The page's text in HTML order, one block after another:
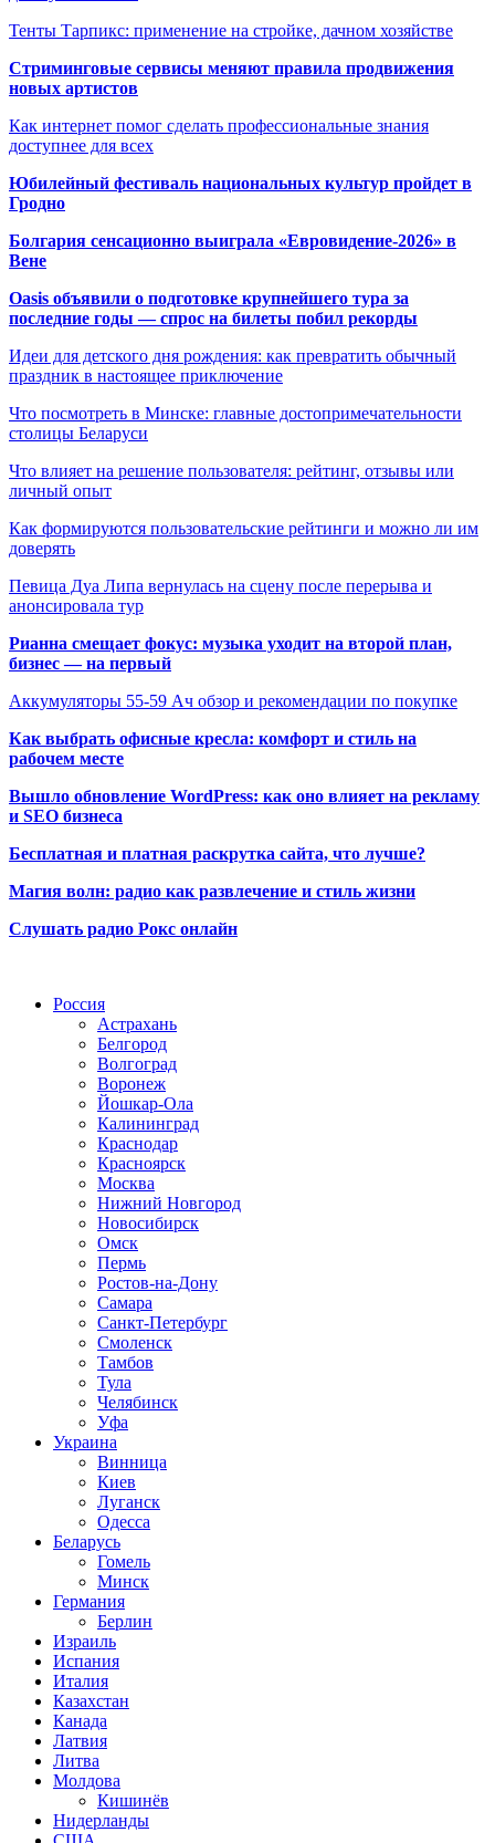
Тенты Тарпикс: применение на стройке, дачном хозяйстве
Стриминговые сервисы меняют правила продвижения
новых артистов
Как интернет помог сделать профессиональные знания
доступнее для всех
Юбилейный фестиваль национальных культур пройдет в
Гродно
Болгария сенсационно выиграла «Евровидение-2026» в
Вене
Oasis объявили о подготовке крупнейшего тура за
последние годы — спрос на билеты побил рекорды
Идеи для детского дня рождения: как превратить обычный
праздник в настоящее приключение
Что посмотреть в Минске: главные достопримечательности
столицы Беларуси
Что влияет на решение пользователя: рейтинг, отзывы или
личный опыт
Как формируются пользовательские рейтинги и можно ли им
доверять
Певица Дуа Липа вернулась на сцену после перерыва и
анонсировала тур
Рианна смещает фокус: музыка уходит на второй план,
бизнес — на первый
Аккумуляторы 55-59 Ач обзор и рекомендации по покупке
Как выбрать офисные кресла: комфорт и стиль на
рабочем месте
Вышло обновление WordPress: как оно влияет на рекламу
и SEO бизнеса
Бесплатная и платная раскрутка сайта, что лучше?
Магия волн: радио как развлечение и стиль жизни
Слушать радио Рокс онлайн
Россия
Астрахань
Белгород
Волгоград
Воронеж
Йошкар-Ола
Калининград
Краснодар
Красноярск
Москва
Нижний Новгород
Новосибирск
Омск
Пермь
Ростов-на-Дону
Самара
Санкт-Петербург
Смоленск
Тамбов
Тула
Челябинск
Уфа
Украина
Винница
Киев
Луганск
Одесса
Беларусь
Гомель
Минск
Германия
Берлин
Израиль
Испания
Италия
Казахстан
Канада
Латвия
Литва
Молдова
Кишинёв
Нидерланды